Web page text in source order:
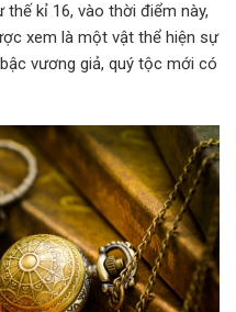
kỉ 16, vào thời điểm này,
xem là một vật thể hiện sự
vương giả, quý tộc mới có